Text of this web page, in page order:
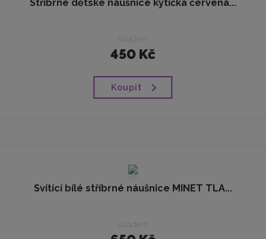
Stříbrné dětské náušnice kytička červená...
skladem
450 Kč
Koupit
Svítící bílé stříbrné náušnice MINET TLA...
skladem